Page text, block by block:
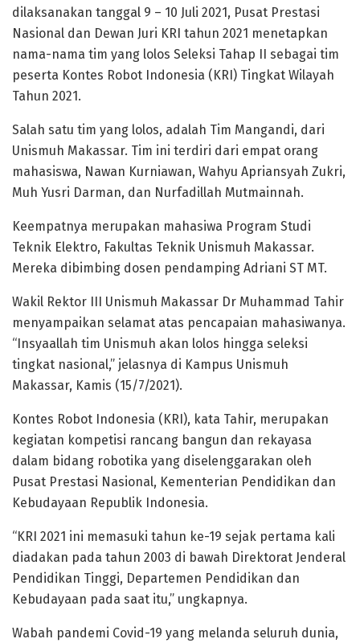
dilaksanakan tanggal 9 – 10 Juli 2021, Pusat Prestasi
Nasional dan Dewan Juri KRI tahun 2021 menetapkan
nama-nama tim yang lolos Seleksi Tahap II sebagai tim
peserta Kontes Robot Indonesia (KRI) Tingkat Wilayah
Tahun 2021.
Salah satu tim yang lolos, adalah Tim Mangandi, dari
Unismuh Makassar. Tim ini terdiri dari empat orang
mahasiswa, Nawan Kurniawan, Wahyu Apriansyah Zukri,
Muh Yusri Darman, dan Nurfadillah Mutmainnah.
Keempatnya merupakan mahasiwa Program Studi
Teknik Elektro, Fakultas Teknik Unismuh Makassar.
Mereka dibimbing dosen pendamping Adriani ST MT.
Wakil Rektor III Unismuh Makassar Dr Muhammad Tahir
menyampaikan selamat atas pencapaian mahasiwanya.
“Insyaallah tim Unismuh akan lolos hingga seleksi
tingkat nasional,” jelasnya di Kampus Unismuh
Makassar, Kamis (15/7/2021).
Kontes Robot Indonesia (KRI), kata Tahir, merupakan
kegiatan kompetisi rancang bangun dan rekayasa
dalam bidang robotika yang diselenggarakan oleh
Pusat Prestasi Nasional, Kementerian Pendidikan dan
Kebudayaan Republik Indonesia.
“KRI 2021 ini memasuki tahun ke-19 sejak pertama kali
diadakan pada tahun 2003 di bawah Direktorat Jenderal
Pendidikan Tinggi, Departemen Pendidikan dan
Kebudayaan pada saat itu,” ungkapnya.
Wabah pandemi Covid-19 yang melanda seluruh dunia,